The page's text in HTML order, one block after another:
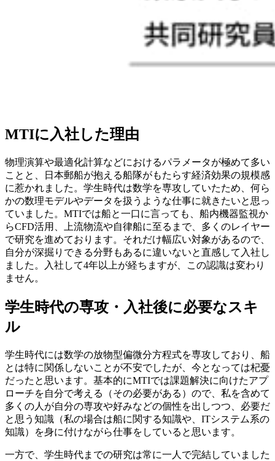
MTIに入社した理由
物理演算や最適化計算などにおけるパラメータが極めて多い
ことと、日本郵船が抱える船隊がもたらす経済効果の規模感
に惹かれました。学生時代は数学を専攻していたため、何ら
かの数理モデルやデータを扱うような仕事に就きたいと思っ
ていました。MTIでは船と一口に言っても、船内機器監視か
らCFD活用、上流物流や自律船に至るまで、多くのレイヤー
で研究を進めております。それだけ幅広い対象があるので、
自分が深掘りできる分野もあるに違いないと直感して入社し
ました。入社して4年以上が経ちますが、この認識は変わり
ません。
学生時代の専攻・入社後に必要なスキ
ル
学生時代には数学の放物型偏微分方程式を専攻しており、船
とは特に関係しないことが不安でしたが、今となっては杞憂
だったと思います。基本的にMTIでは課題解決に向けたアプ
ローチを自分で考える（その必要がある）ので、私を含めて
多くの人が自分の専攻や好みなどの個性を出しつつ、必要だ
と思う知識（私の場合は船に関する知識や、ITシステム系の
知識）を身に付けながら仕事をしていると思います。
一方で、学生時代までの研究は常に一人で完結していました